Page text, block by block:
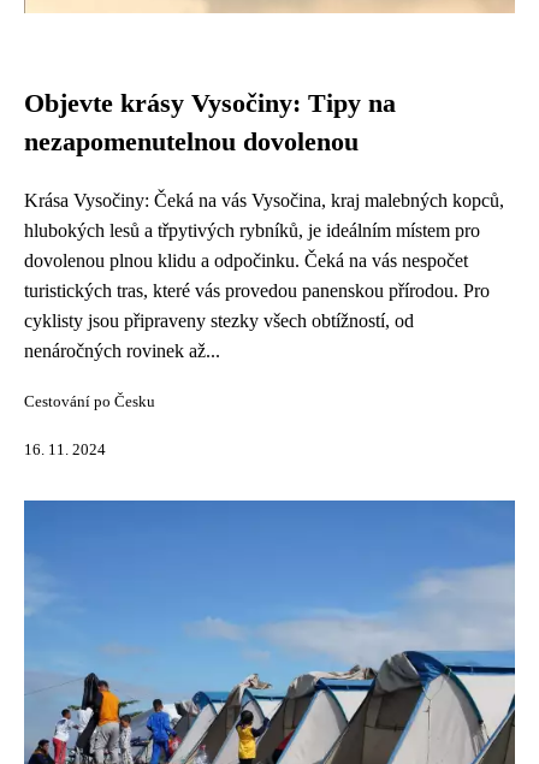
Objevte krásy Vysočiny: Tipy na
nezapomenutelnou dovolenou
Krása Vysočiny: Čeká na vás Vysočina, kraj malebných kopců,
hlubokých lesů a třpytivých rybníků, je ideálním místem pro
dovolenou plnou klidu a odpočinku. Čeká na vás nespočet
turistických tras, které vás provedou panenskou přírodou. Pro
cyklisty jsou připraveny stezky všech obtížností, od
nenáročných rovinek až...
Cestování po Česku
16. 11. 2024